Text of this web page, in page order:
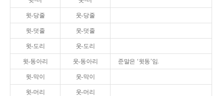
윗-당줄 웃-당줄
윗-덧줄 웃-덧줄
윗-도리 웃-도리
윗-동아리 웃-동아리 준말은 ‘윗동’임.
윗-막이 웃-막이
윗-머리 웃-머리